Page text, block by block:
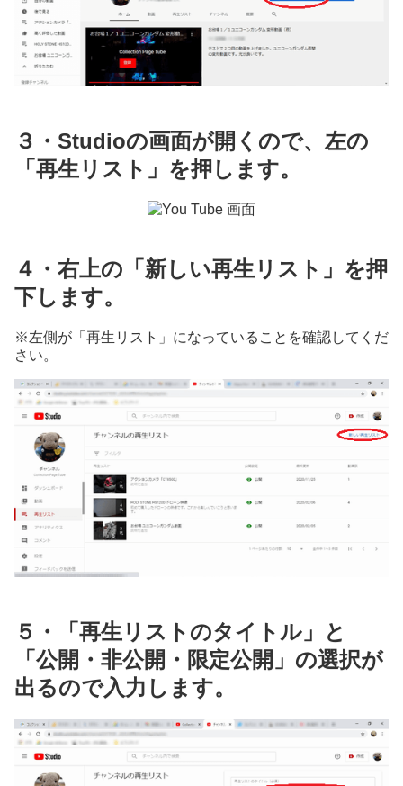
３・Studioの画面が開くので、左の
「再生リスト」を押します。
４・右上の「新しい再生リスト」を押
下します。
※左側が「再生リスト」になっていることを確認してくだ
さい。
５・「再生リストのタイトル」と
「公開・非公開・限定公開」の選択が
出るので入力します。